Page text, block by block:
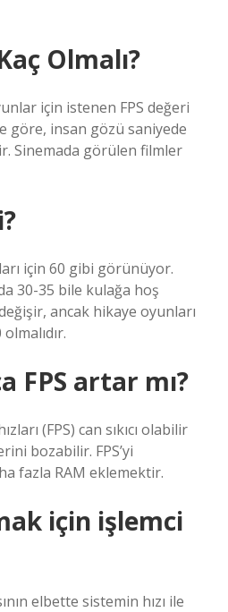
Olmalı?
için istenen FPS değeri
göre, insan gözü saniyede
Sinemada görülen filmler
için 60 gibi görünüyor.
30-35 bile kulağa hoş
ancak hikaye oyunları
FPS artar mı?
(FPS) can sıkıcı olabilir
bozabilir. FPS’yi
fazla RAM eklemektir.
için işlemci
elbette sistemin hızı ile